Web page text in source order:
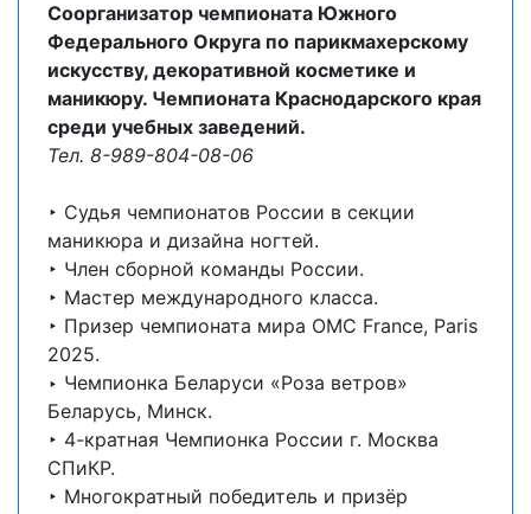
Соорганизатор чемпионата Южного
Федерального Округа по парикмахерскому
искусству, декоративной косметике и
маникюру. Чемпионата Краснодарского края
среди учебных заведений.
Тел. 8-989-804-08-06
‣ Судья чемпионатов России в секции
маникюра и дизайна ногтей.
‣ Член сборной команды России.
‣ Мастер международного класса.
‣ Призер чемпионата мира ОМС France, Paris
2025.
‣ Чемпионка Беларуси «Роза ветров»
Беларусь, Минск.
‣ 4-кратная Чемпионка России г. Москва
СПиКР.
‣ Многократный победитель и призёр